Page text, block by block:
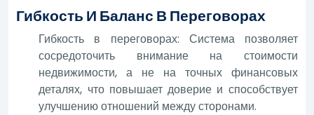
Гибкость И Баланс В Переговорах
Гибкость в переговорах: Система позволяет
сосредоточить внимание на стоимости
недвижимости, а не на точных финансовых
деталях, что повышает доверие и способствует
улучшению отношений между сторонами.